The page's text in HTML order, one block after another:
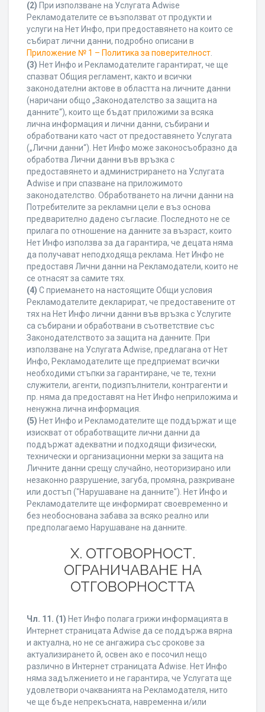
(2) При използване на Услугата Adwise
Рекламодателите се възползват от продукти и
услуги на Нет Инфо, при предоставянето на които се
събират лични данни, подробно описани в
Приложение № 1 – Политика за поверителност
(3) Нет Инфо и Рекламодателите гарантират, че ще
спазват Общия регламент, както и всички
законодателни актове в областта на личните данни
(наричани общо „Законодателство за защита на
данните“), които ще бъдат приложими за всяка
лична информация и лични данни, събирани и
обработвани като част от предоставянето Услугата
(„Лични данни“). Нет Инфо може законосъобразно да
обработва Лични данни във връзка с
предоставянето и администрирането на Услугата
Adwise и при спазване на приложимото
законодателство. Обработването на лични данни на
Потребителите за рекламни цели е въз основа
предварително дадено съгласие. Последното не се
прилага по отношение на данните за възраст, които
Нет Инфо използва за да гарантира, че децата няма
да получават неподходяща реклама. Нет Инфо не
предоставя Лични данни на Рекламодатели, които не
се отнасят за самите тях.
(4) С приемането на настоящите Общи условия
Рекламодателите декларират, че предоставените от
тях на Нет Инфо лични данни във връзка с Услугите
са събирани и обработвани в съответствие със
Законодателството за защита на данните. При
използване на Услугата Adwise, предлагана от Нет
Инфо, Рекламодателите ще предприемат всички
необходими стъпки за гарантиране, че те, техни
служители, агенти, подизпълнители, контрагенти и
пр. няма да предоставят на Нет Инфо неприложима и
ненужна лична информация.
(5) Нет Инфо и Рекламодателите ще поддържат и ще
изискват от обработващите лични данни да
поддържат адекватни и подходящи физически,
технически и организационни мерки за защита на
Личните данни срещу случайно, неоторизирано или
незаконно разрушение, загуба, промяна, разкриване
или достъп ("Нарушаване на данните"). Нет Инфо и
Рекламодателите ще информират своевременно и
без необоснована забава за всяко реално или
предполагаемо Нарушаване на данните.
X. ОТГОВОРНОСТ.
ОГРАНИЧАВАНЕ НА
ОТГОВОРНОСТТА
Чл. 11. (1) Нет Инфо полага грижи информацията в
Интернет страницата Adwise да се поддържа вярна
и актуална, но не се ангажира със срокове за
актуализирането й, освен ако е посочил нещо
различно в Интернет страницата Adwise. Нет Инфо
няма задължението и не гарантира, че Услугата ще
удовлетвори очакванията на Рекламодателя, нито
че ще бъде непрекъсната, навременна и/или